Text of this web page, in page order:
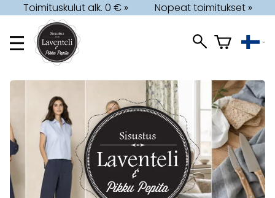
Toimituskulut alk. 0 € » Nopeat toimitukset »